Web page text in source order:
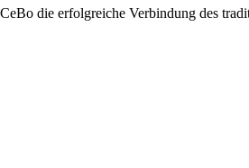
die erfolgreiche Verbindung des